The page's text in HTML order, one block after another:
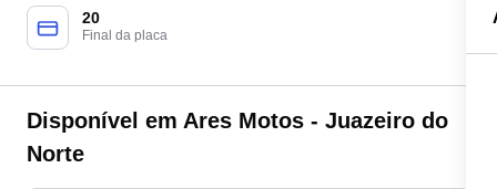
20
Final da placa
Disponível em Ares Motos - Juazeiro do
Norte